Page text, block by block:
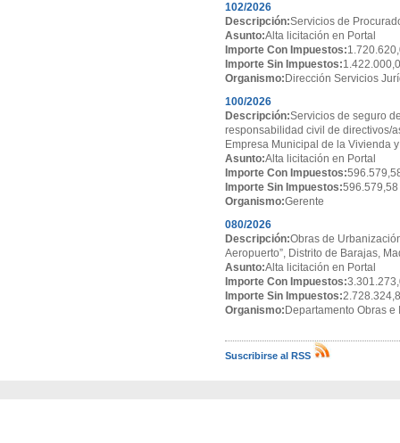
102/2026
Descripción:Servicios de
Asunto:Alta licitación en Portal
Importe Con Impuestos:
Importe Sin Impuestos:
Organismo: Dirección Servicios
100/2026
Descripción:Servicios de seguro
responsabilidad civil de directivos/
Empresa Municipal de la Vivienda
Asunto:Alta licitación en Portal
Importe Con Impuestos:
Importe Sin Impuestos:596.579,58
Organismo:Gerente
080/2026
Descripción:Obras de
Aeropuerto”, Distrito de Barajas,
Asunto:Alta licitación en Portal
Importe Con Impuestos:
Importe Sin Impuestos:
Organismo: Departamento Obras e
Suscribirse al RSS